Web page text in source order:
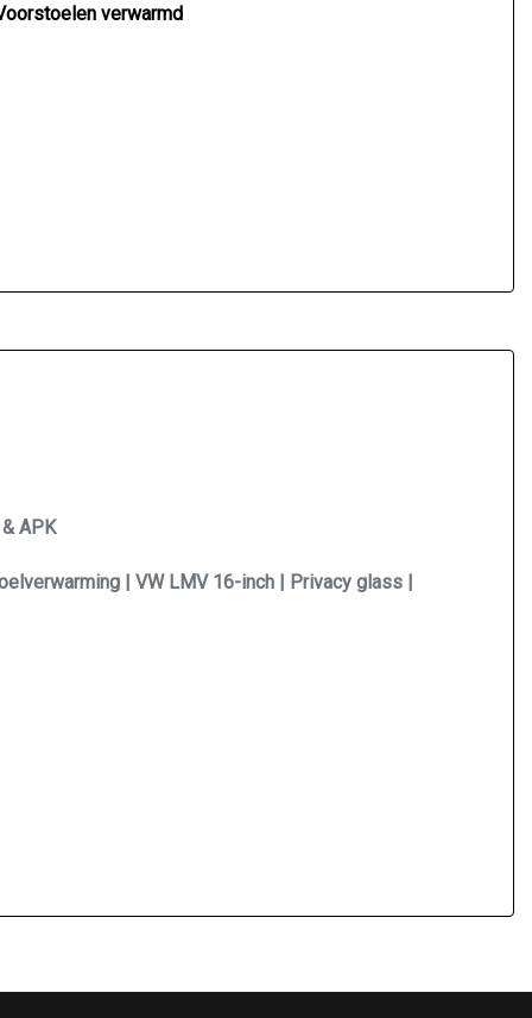
verwarmd
APK
| VW LMV 16-inch | Privacy glass |